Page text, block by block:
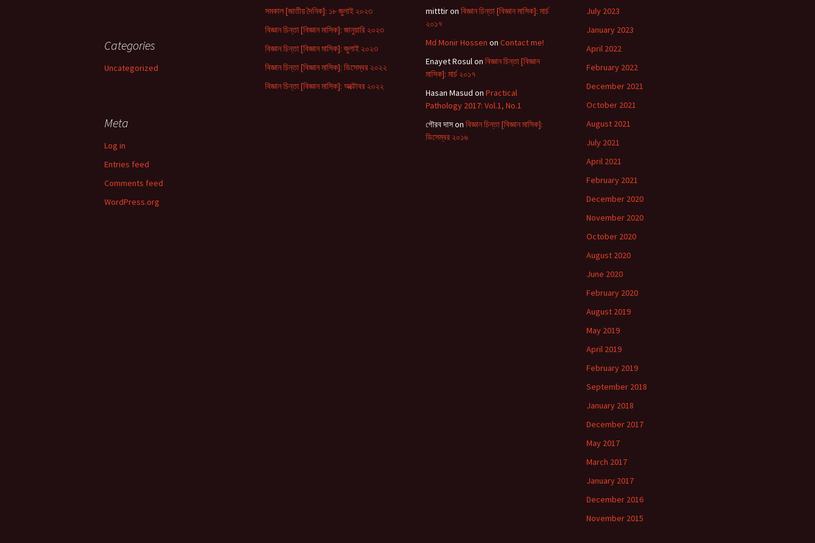
সমকাল [জাতীয় দৈনিক]: ১৮ জুলাই ২০২৩
বিজ্ঞান চিন্তা [বিজ্ঞান মাসিক]: জানুয়ারি ২০২৩
বিজ্ঞান চিন্তা [বিজ্ঞান মাসিক]: জুলাই ২০২৩
বিজ্ঞান চিন্তা [বিজ্ঞান মাসিক]: ডিসেম্বর ২০২২
বিজ্ঞান চিন্তা [বিজ্ঞান মাসিক]: অক্টোবর ২০২২
mitttiron বিজ্ঞান চিন্তা [বিজ্ঞান মাসিক]: মার্চ
২০১৭
Md Monir Hossen on Contact me!
Enayet Rosulon বিজ্ঞান চিন্তা [বিজ্ঞান
মাসিক]: মার্চ ২০১৭
Hasan Masud on Practical
Pathology 2017: Vol.1, No.1
গৌরব দাসon বিজ্ঞান চিন্তা [বিজ্ঞান মাসিক]:
ডিসেম্বর ২০১৬
July 2023
January 2023
April 2022
February 2022
December 2021
October 2021
August 2021
July 2021
April 2021
February 2021
December 2020
November 2020
October 2020
August 2020
June 2020
February 2020
August 2019
May 2019
April 2019
February 2019
September 2018
January 2018
December 2017
May 2017
March 2017
January 2017
December 2016
November 2015
Categories
Uncategorized
Meta
Log in
Entries feed
Comments feed
WordPress.org